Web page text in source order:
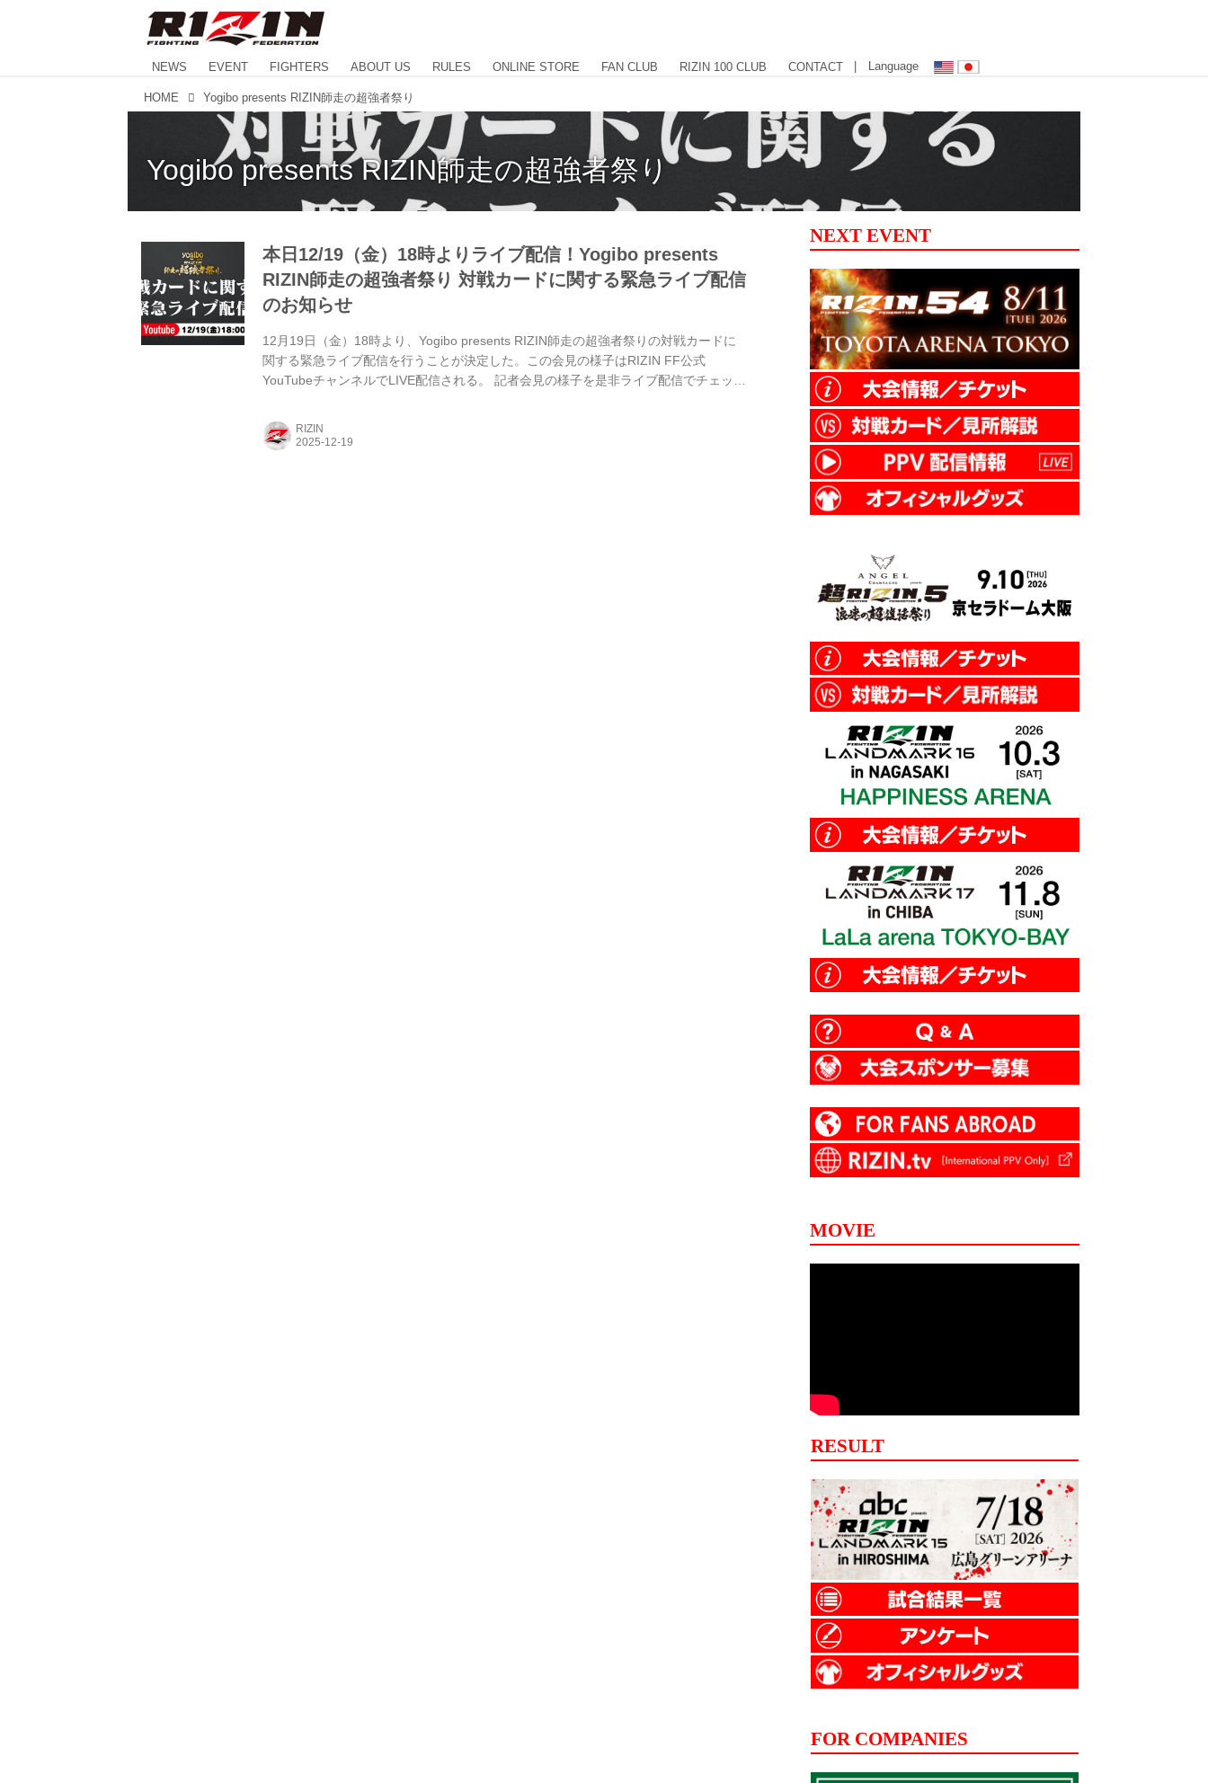
NEWS EVENT FIGHTERS ABOUT US RULES ONLINE STORE FAN CLUB RIZIN 100 CLUB CONTACT | Language
HOME Yogibo presents RIZIN師走の超強者祭り
Yogibo presents RIZIN師走の超強者祭り
本日12/19（金）18時よりライブ配信！Yogibo presents
RIZIN師走の超強者祭り 対戦カードに関する緊急ライブ配信
のお知らせ
12月19日（金）18時より、Yogibo presents RIZIN師走の超強者祭りの対戦カードに
関する緊急ライブ配信を行うことが決定した。この会見の様子はRIZIN FF公式
YouTubeチャンネルでLIVE配信される。 記者会見の様子を是非ライブ配信でチェック
と、LIVE配信開始の通知を受け取ることができるぞ！この機会に是非、RIZIN FF公式
YouTubeチャンネルを登録しよう！ 記者会見 日時 2025年12月19日（金）18:00
RIZIN
NEXT EVENT
MOVIE
RESULT
FOR COMPANIES